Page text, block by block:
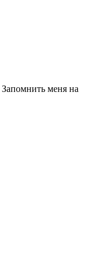
Запомнить меня на